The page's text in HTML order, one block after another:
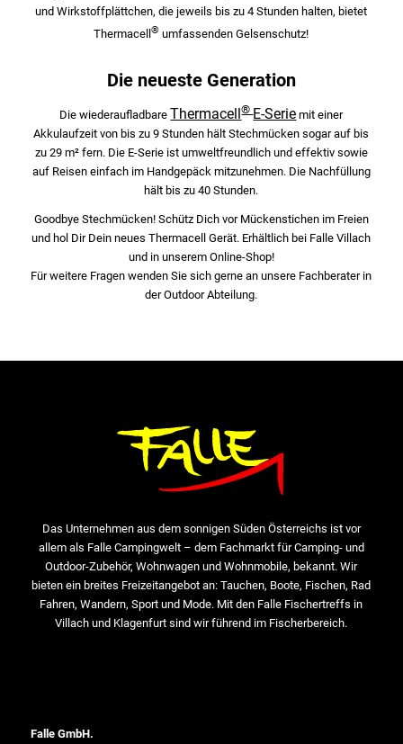
und Wirkstoffplättchen, die jeweils bis zu 4 Stunden halten, bietet
Thermacell®umfassenden Gelsenschutz!
Die neueste Generation
Die wiederaufladbare Thermacell® E-Serie mit einer
Akkulaufzeit von bis zu 9 Stunden hält Stechmücken sogar auf bis
zu 29 m² fern. Die E-Serie ist umweltfreundlich und effektiv sowie
auf Reisen einfach im Handgepäck mitzunehmen. Die Nachfüllung
hält bis zu 40 Stunden.
Goodbye Stechmücken! Schütz Dich vor Mückenstichen im Freien
und hol Dir Dein neues Thermacell Gerät. Erhältlich bei Falle Villach
und in unserem Online-Shop!
Für weitere Fragen wenden Sie sich gerne an unsere Fachberater in
derOutdoor Abteilung.
Das Unternehmen aus dem sonnigen Süden Österreichs ist vor
allem als Falle Campingwelt – dem Fachmarkt für Camping- und
Outdoor-Zubehör, Wohnwagen und Wohnmobile, bekannt. Wir
bieten ein breites Freizeitangebot an: Tauchen, Boote, Fischen, Rad
Fahren, Wandern, Sport und Mode. Mit den Falle Fischertreffs in
Villach und Klagenfurt sind wir führend im Fischerbereich.
Falle GmbH.